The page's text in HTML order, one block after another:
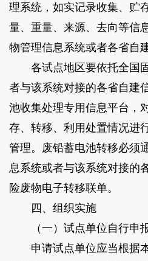
理系统，如实记录收集、贮
量、重量、来源、去向等信
物管理信息系统或者各省自
各试点地区要依托全国
者与该系统对接的各省自建
池收集处理专用信息平台，
存、转移、利用处置情况进
管理。废铅蓄电池转移必须
息系统或者与该系统对接的
险废物电子转移联单。
四、组织实施
（一）试点单位自行申
申请试点单位应当根据本